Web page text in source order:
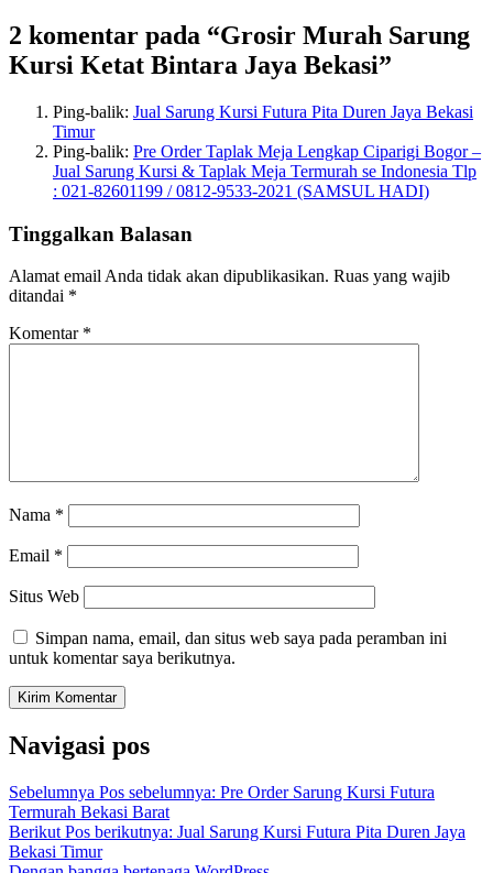
2 komentar pada “Grosir Murah Sarung
Kursi Ketat Bintara Jaya Bekasi”
Ping-balik: Jual Sarung Kursi Futura Pita Duren Jaya Bekasi
Timur
Ping-balik: Pre Order Taplak Meja Lengkap Ciparigi Bogor –
Jual Sarung Kursi & Taplak Meja Termurah se Indonesia Tlp
: 021-82601199 / 0812-9533-2021 (SAMSUL HADI)
Tinggalkan Balasan
Alamat email Anda tidak akan dipublikasikan. Ruas yang wajib
ditandai *
Komentar *
Nama *
Email *
Situs Web
Simpan nama, email, dan situs web saya pada peramban ini
untuk komentar saya berikutnya.
Navigasi pos
Sebelumnya Pos sebelumnya: Pre Order Sarung Kursi Futura
Termurah Bekasi Barat
Berikut Pos berikutnya: Jual Sarung Kursi Futura Pita Duren Jaya
Bekasi Timur